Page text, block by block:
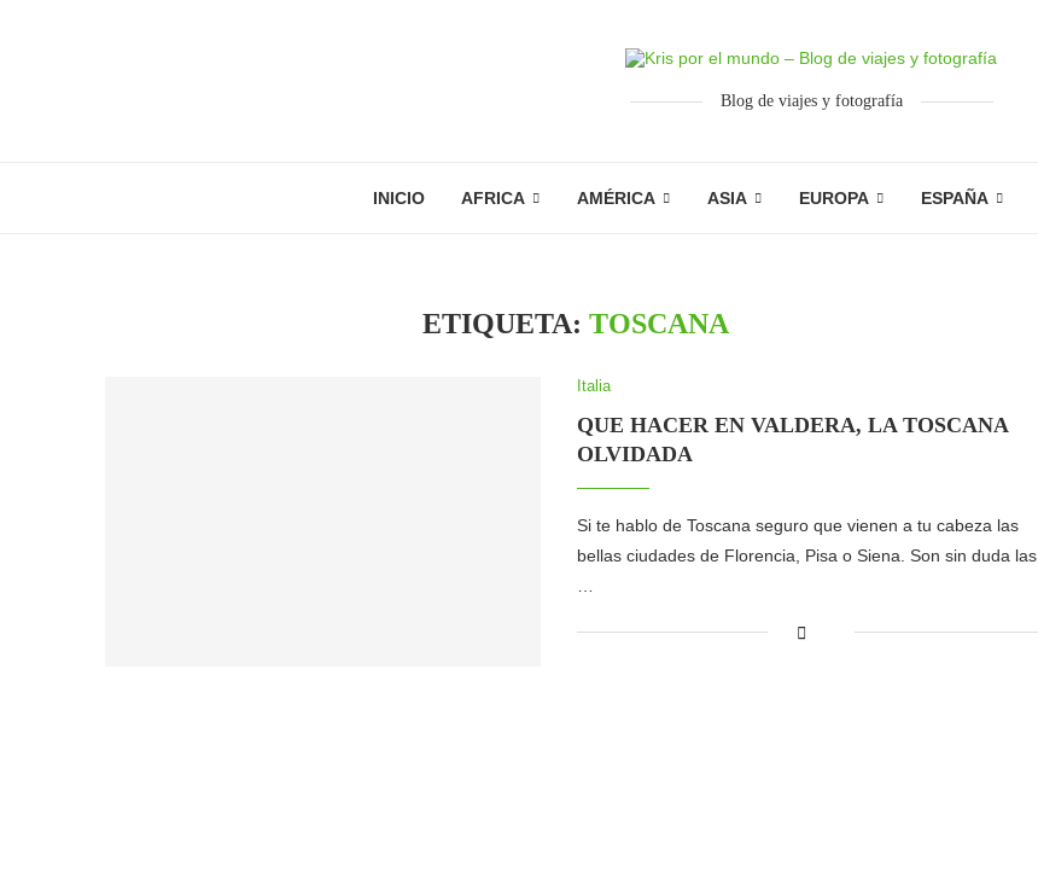
Blog de viajes y fotografía
INICIO AFRICA AMÉRICA ASIA EUROPA ESPAÑA
ETIQUETA: TOSCANA
Italia
QUE HACER EN VALDERA, LA TOSCANA
OLVIDADA
Si te hablo de Toscana seguro que vienen a tu cabeza las
bellas ciudades de Florencia, Pisa o Siena. Son sin duda las